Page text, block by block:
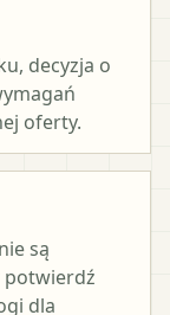
decyzja o
oferty.
są
potwierdź
dla